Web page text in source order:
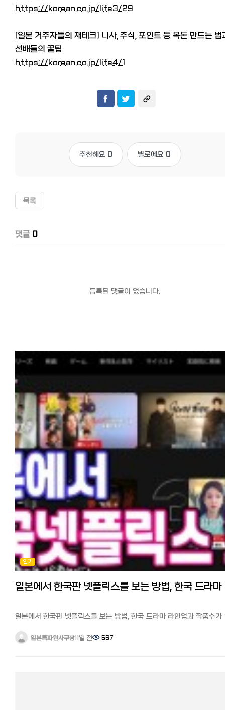
https://korean.co.jp/life3/29
[일본 거주자들의 재테크] 니사, 주식, 포인트 등 목돈 만드는 법
선배들의 꿀팁
https://korean.co.jp/life4/1
추천해요 0 별로에요 0
목록
댓글 0
등록된 댓글이 없습니다.
인기
일본에서 한국판 넷플릭스를 보는 방법, 한국 드라마 라인업과 작품수가
커뮤니티 '일본 한국인 모임'과 '일한모 사이트'를 운영하고 있는
관리자입니다. 일본에서 한국방송 보는 법에 대한 질문들이 자주
일본특파원사쿠짱11일 전 567